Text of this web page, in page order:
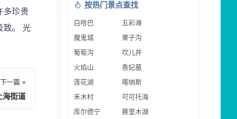
多珍贵
致。 光
下一篇 »
海街道
按热门景点查找
白哈巴
五彩滩
魔鬼城
果子沟
葡萄沟
坎儿井
火焰山
香妃墓
莲花湖
喀纳斯
禾木村
可可托海
库尔德宁
赛里木湖